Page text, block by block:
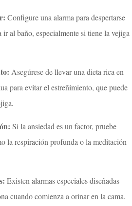
Configure una alarma para despertarse
al baño, especialmente si tiene la vejiga
Asegúrese de llevar una dieta rica en
para evitar el estreñimiento, que puede
Si la ansiedad es un factor, pruebe
la respiración profunda o la meditación
Existen alarmas especiales diseñadas
cuando comienza a orinar en la cama.